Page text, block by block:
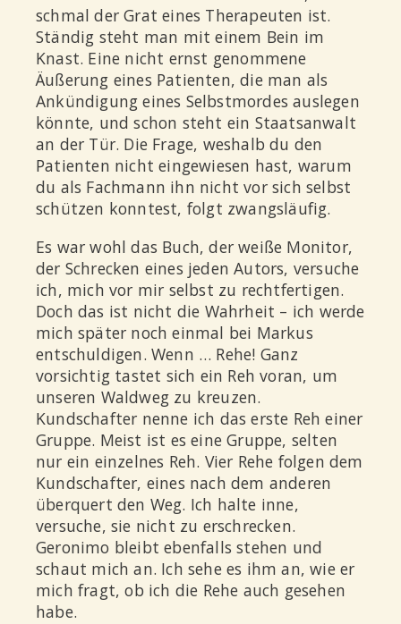
schmal der Grat eines Therapeuten ist.
Ständig steht man mit einem Bein im
Knast. Eine nicht ernst genommene
Äußerung eines Patienten, die man als
Ankündigung eines Selbstmordes auslegen
könnte, und schon steht ein Staatsanwalt
an der Tür. Die Frage, weshalb du den
Patienten nicht eingewiesen hast, warum
du als Fachmann ihn nicht vor sich selbst
schützen konntest, folgt zwangsläufig.
Es war wohl das Buch, der weiße Monitor,
der Schrecken eines jeden Autors, versuche
ich, mich vor mir selbst zu rechtfertigen.
Doch das ist nicht die Wahrheit – ich werde
mich später noch einmal bei Markus
entschuldigen. Wenn … Rehe! Ganz
vorsichtig tastet sich ein Reh voran, um
unseren Waldweg zu kreuzen.
Kundschafter nenne ich das erste Reh einer
Gruppe. Meist ist es eine Gruppe, selten
nur ein einzelnes Reh. Vier Rehe folgen dem
Kundschafter, eines nach dem anderen
überquert den Weg. Ich halte inne,
versuche, sie nicht zu erschrecken.
Geronimo bleibt ebenfalls stehen und
schaut mich an. Ich sehe es ihm an, wie er
mich fragt, ob ich die Rehe auch gesehen
habe.